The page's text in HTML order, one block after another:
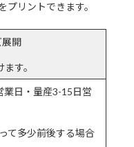
リントできます。
展開
す。
業日・量産3-15日営
て多少前後する場合